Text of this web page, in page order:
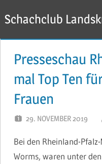
Inhalt
springen
Schachclub
Presseschau
mal Top Ten
Frauen
29. NOVEMBER 2019
Bei den Rheinland-
Worms, waren unter